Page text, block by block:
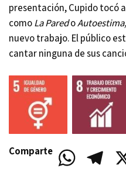
presentación, Cupido tocó
comoLa Paredo
nuevo trabajo. El público
cantar ninguna de sus
Comparte
WhatsApp